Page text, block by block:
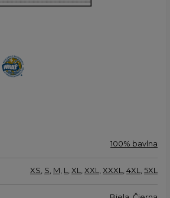
100% bavlna
XS S M L XL XXL XXXL 4XL 5XL